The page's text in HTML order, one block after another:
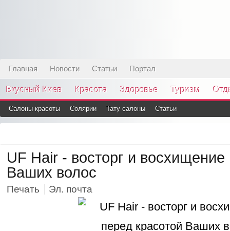
Главная Новости Статьи Портал
Вкусный Киев Красота Здоровье Туризм
Салоны красоты Солярии Тату салоны Статьи
UF Hair - восторг и восхищение
Ваших волос
Печать Эл. почта